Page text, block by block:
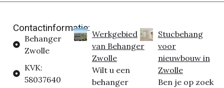
Contactinformatie:
Behanger
Zwolle
KVK:
58037640
Werkgebied
van Behanger
Zwolle
Wilt u een
behanger
Stucbehang
voor
nieuwbouw in
Zwolle
Ben je op zoek